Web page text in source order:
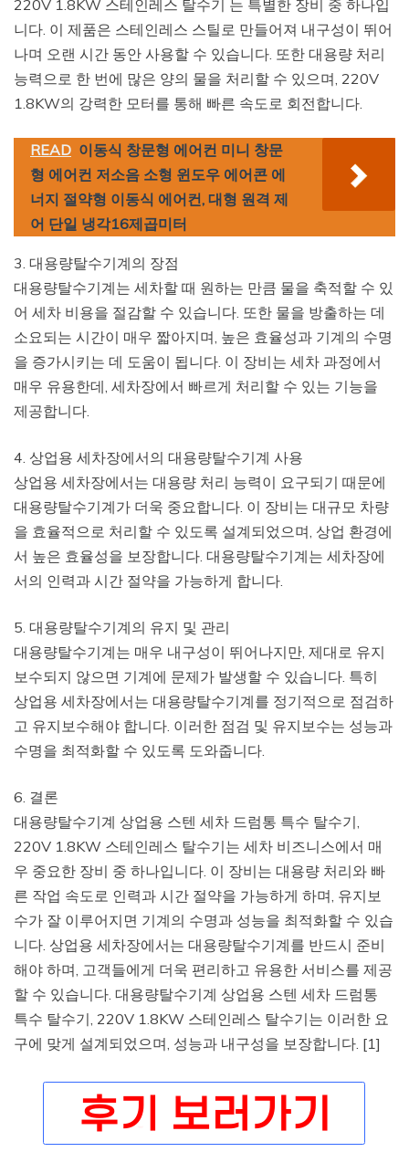
220V 1.8KW 스테인레스 탈수기 는 특별한 장비 중 하나입
니다. 이 제품은 스테인레스 스틸로 만들어져 내구성이 뛰어
나며 오랜 시간 동안 사용할 수 있습니다. 또한 대용량 처리
능력으로 한 번에 많은 양의 물을 처리할 수 있으며, 220V
1.8KW의 강력한 모터를 통해 빠른 속도로 회전합니다.
READ 이동식 창문형 에어컨 미니 창문
형 에어컨 저소음 소형 윈도우 에어콘 에
너지 절약형 이동식 에어컨, 대형 원격 제
어 단일 냉각16제곱미터
3. 대용량탈수기계의 장점
대용량탈수기계는 세차할 때 원하는 만큼 물을 축적할 수 있
어 세차 비용을 절감할 수 있습니다. 또한 물을 방출하는 데
소요되는 시간이 매우 짧아지며, 높은 효율성과 기계의 수명
을 증가시키는 데 도움이 됩니다. 이 장비는 세차 과정에서
매우 유용한데, 세차장에서 빠르게 처리할 수 있는 기능을
제공합니다.
4. 상업용 세차장에서의 대용량탈수기계 사용
상업용 세차장에서는 대용량 처리 능력이 요구되기 때문에
대용량탈수기계가 더욱 중요합니다. 이 장비는 대규모 차량
을 효율적으로 처리할 수 있도록 설계되었으며, 상업 환경에
서 높은 효율성을 보장합니다. 대용량탈수기계는 세차장에
서의 인력과 시간 절약을 가능하게 합니다.
5. 대용량탈수기계의 유지 및 관리
대용량탈수기계는 매우 내구성이 뛰어나지만, 제대로 유지
보수되지 않으면 기계에 문제가 발생할 수 있습니다. 특히
상업용 세차장에서는 대용량탈수기계를 정기적으로 점검하
고 유지보수해야 합니다. 이러한 점검 및 유지보수는 성능과
수명을 최적화할 수 있도록 도와줍니다.
6. 결론
대용량탈수기계 상업용 스텐 세차 드럼통 특수 탈수기,
220V 1.8KW 스테인레스 탈수기는 세차 비즈니스에서 매
우 중요한 장비 중 하나입니다. 이 장비는 대용량 처리와 빠
른 작업 속도로 인력과 시간 절약을 가능하게 하며, 유지보
수가 잘 이루어지면 기계의 수명과 성능을 최적화할 수 있습
니다. 상업용 세차장에서는 대용량탈수기계를 반드시 준비
해야 하며, 고객들에게 더욱 편리하고 유용한 서비스를 제공
할 수 있습니다. 대용량탈수기계 상업용 스텐 세차 드럼통
특수 탈수기, 220V 1.8KW 스테인레스 탈수기는 이러한 요
구에 맞게 설계되었으며, 성능과 내구성을 보장합니다. [1]